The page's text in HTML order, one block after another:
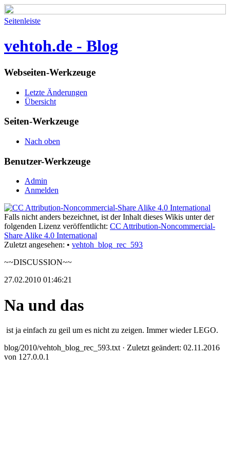
Seitenleiste
vehtoh.de - Blog
Webseiten-Werkzeuge
Letzte Änderungen
Übersicht
Seiten-Werkzeuge
Nach oben
Benutzer-Werkzeuge
Admin
Anmelden
Falls nicht anders bezeichnet, ist der Inhalt dieses Wikis unter der
folgenden Lizenz veröffentlicht: CC Attribution-Noncommercial-
Share Alike 4.0 International
Zuletzt angesehen: • vehtoh_blog_rec_593
~~DISCUSSION~~
27.02.2010 01:46:21
Na und das
ist ja einfach zu geil um es nicht zu zeigen. Immer wieder LEGO.
blog/2010/vehtoh_blog_rec_593.txt · Zuletzt geändert: 02.11.2016
von 127.0.0.1